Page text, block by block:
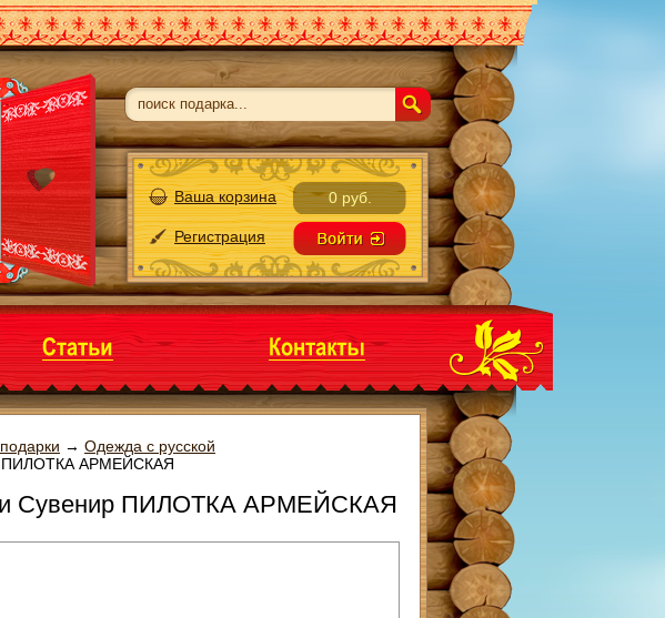
Ваша корзина 0 руб.
Регистрация
→ Одежда с русской
ПИЛОТКА АРМЕЙСКАЯ
Сувенир ПИЛОТКА АРМЕЙСКАЯ